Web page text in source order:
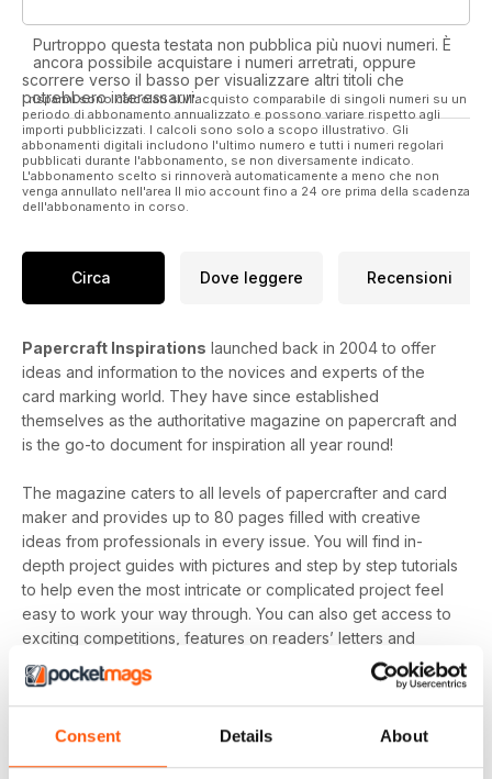
Consent Details About
Purtroppo questa testata non pubblica più nuovi numeri. È
ancora possibile acquistare i numeri arretrati, oppure
scorrere verso il basso per visualizzare altri titoli che
potrebbero interessarvi.
I risparmi sono calcolati sull'acquisto comparabile di singoli numeri su un
periodo di abbonamento annualizzato e possono variare rispetto agli
importi pubblicizzati. I calcoli sono solo a scopo illustrativo. Gli
abbonamenti digitali includono l'ultimo numero e tutti i numeri regolari
pubblicati durante l'abbonamento, se non diversamente indicato.
L'abbonamento scelto si rinnoverà automaticamente a meno che non
venga annullato nell'area Il mio account fino a 24 ore prima della scadenza
dell'abbonamento in corso.
Circa Dove leggere Recensioni
Papercraft Inspirations launched back in 2004 to offer
ideas and information to the novices and experts of the
card marking world. They have since established
themselves as the authoritative magazine on papercraft and
is the go-to document for inspiration all year round!
The magazine caters to all levels of papercrafter and card
maker and provides up to 80 pages filled with creative
ideas from professionals in every issue. You will find in-
depth project guides with pictures and step by step tutorials
to help even the most intricate or complicated project feel
easy to work your way through. You can also get access to
exciting competitions, features on readers’ letters and
supply ideas to help take your paper crafting up a level!
Papercraft Inspirations magazineprovides endless
inspiration and hints and tips to help your paper crafting